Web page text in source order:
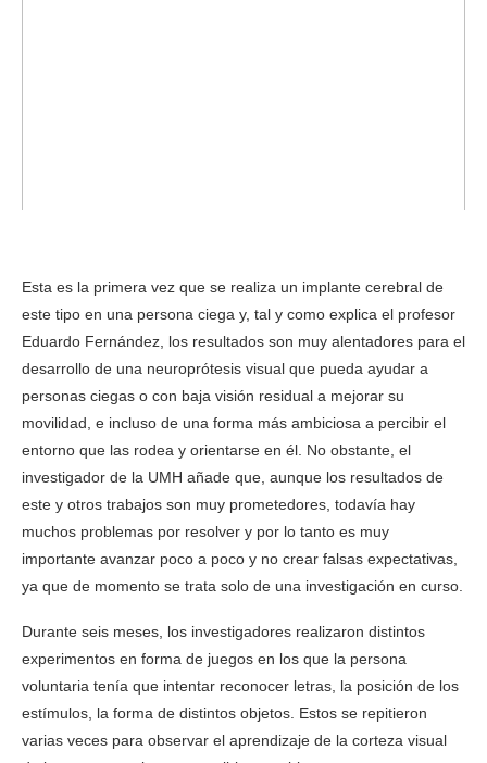
Esta es la primera vez que se realiza un implante cerebral de
este tipo en una persona ciega y, tal y como explica el profesor
Eduardo Fernández, los resultados son muy alentadores para el
desarrollo de una neuroprótesis visual que pueda ayudar a
personas ciegas o con baja visión residual a mejorar su
movilidad, e incluso de una forma más ambiciosa a percibir el
entorno que las rodea y orientarse en él. No obstante, el
investigador de la UMH añade que, aunque los resultados de
este y otros trabajos son muy prometedores, todavía hay
muchos problemas por resolver y por lo tanto es muy
importante avanzar poco a poco y no crear falsas expectativas,
ya que de momento se trata solo de una investigación en curso.
Durante seis meses, los investigadores realizaron distintos
experimentos en forma de juegos en los que la persona
voluntaria tenía que intentar reconocer letras, la posición de los
estímulos, la forma de distintos objetos. Estos se repitieron
varias veces para observar el aprendizaje de la corteza visual